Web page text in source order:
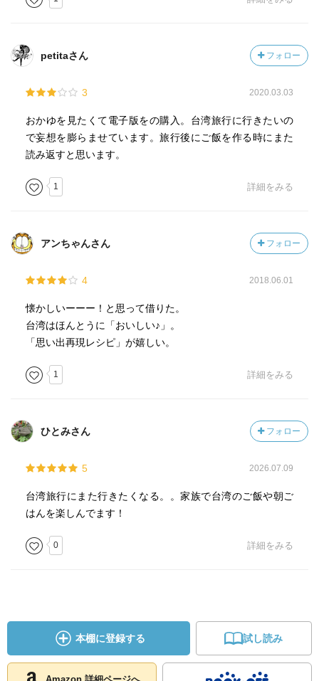
petitaさん フォロー
3 2020.03.03
おかゆを見たくて電子版をの購入。台湾旅行に行きたいの
で妄想を膨らませています。旅行後にご飯を作る時にまた
読み返すと思います。
1 詳細をみる
アンちゃんさん フォロー
4 2018.06.01
懐かしいーーー！と思って借りた。
台湾はほんとうに「おいしい♪」。
「思い出再現レシピ」が嬉しい。
1 詳細をみる
ひとみさん フォロー
5 2026.07.09
台湾旅行にまた行きたくなる。。家族で台湾のご飯や朝ご
はんを楽しんでます！
0 詳細をみる
本棚に登録する 試し読み